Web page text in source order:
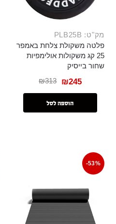
מק"ט: PLB25B
פלטה משקולת צלחת באמפר
25 קג משקולות אולימפיות
שחור בייסיק
₪313 ₪245
הוספה לסל
-53%